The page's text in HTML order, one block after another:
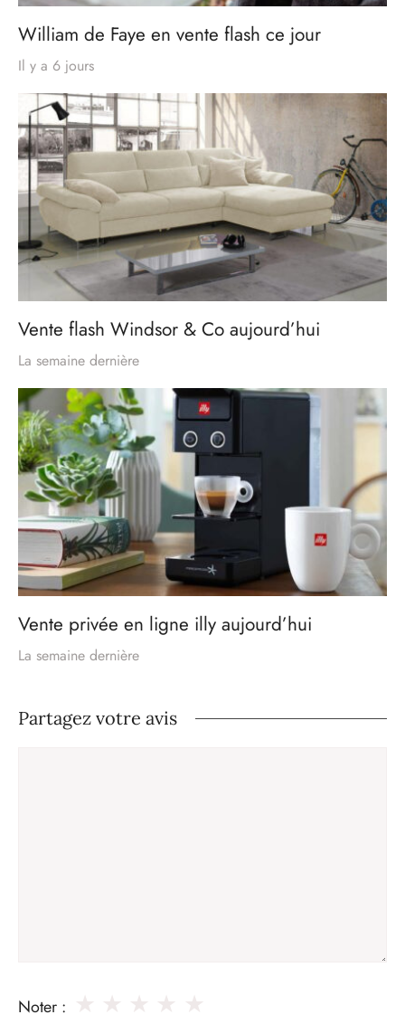
William de Faye en vente flash ce jour
Il y a 6 jours
Vente flash Windsor & Co aujourd’hui
La semaine dernière
Vente privée en ligne illy aujourd’hui
La semaine dernière
Partagez votre avis
Noter :